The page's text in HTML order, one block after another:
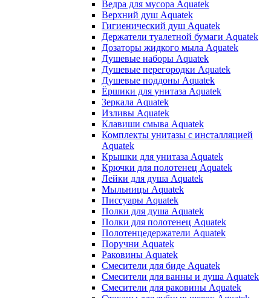
Ведра для мусора Aquatek
Верхний душ Aquatek
Гигиенический душ Aquatek
Держатели туалетной бумаги Aquatek
Дозаторы жидкого мыла Aquatek
Душевые наборы Aquatek
Душевые перегородки Aquatek
Душевые поддоны Aquatek
Ёршики для унитаза Aquatek
Зеркала Aquatek
Изливы Aquatek
Клавиши смыва Aquatek
Комплекты унитазы с инсталляцией
Aquatek
Крышки для унитаза Aquatek
Крючки для полотенец Aquatek
Лейки для душа Aquatek
Мыльницы Aquatek
Писсуары Aquatek
Полки для душа Aquatek
Полки для полотенец Aquatek
Полотенцедержатели Aquatek
Поручни Aquatek
Раковины Aquatek
Смесители для биде Aquatek
Смесители для ванны и душа Aquatek
Смесители для раковины Aquatek